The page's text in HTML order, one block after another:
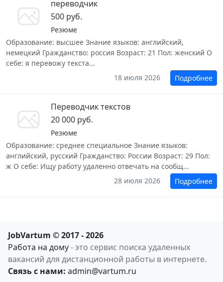
переводчик
500 руб.
Резюме
Образование: высшее Знание языков: английский,
немецкий Гражданство: россия Возраст: 21 Пол: женский О
себе: я перевожу текста...
18 июля 2026
Подробнее
Переводчик текстов
20 000 руб.
Резюме
Образование: среднее специальное Знание языков:
английский, русский Гражданство: России Возраст: 29 Пол:
ж О себе: Ищу работу удаленно отвечать на сообщ...
28 июля 2026
Подробнее
JobVartum © 2017 - 2026
Работа на дому- это сервис поиска удаленных
вакансий для дистанционной работы в интернете.
Связь с нами: admin@vartum.ru